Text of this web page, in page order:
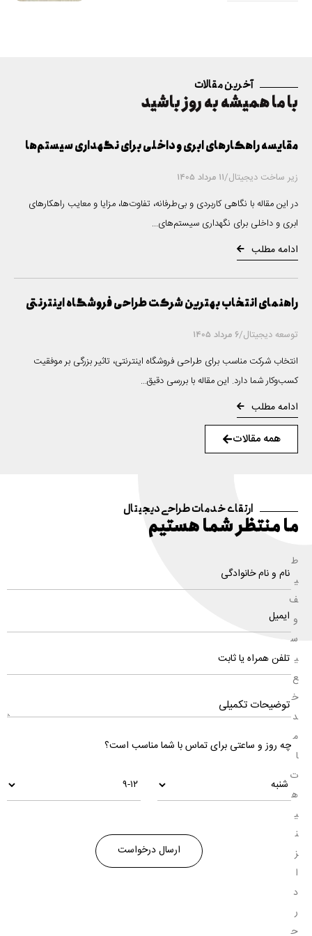
آخرین مقالات
با ما همیشه به روز باشید
زیر ساخت دیجیتال/11 مرداد 1405
مقایسه راهکارهای ابری و داخلی برای نگهداری سیستم‌ها
در این مقاله با نگاهی کاربردی و بی‌طرفانه، تفاوت‌ها، مزایا و معایب راهکارهای
ابری و داخلی برای نگهداری سیستم‌های...
ادامه مطلب
توسعه دیجیتال/6 مرداد 1405
راهنمای انتخاب بهترین شرکت طراحی فروشگاه اینترنتی
انتخاب شرکت مناسب برای طراحی فروشگاه اینترنتی، تاثیر بزرگی بر موفقیت
کسب‌وکار شما دارد. این مقاله با بررسی دقیق...
ادامه مطلب
همه مقالات
ارتقای خدمات طراحی دیجیتال
ما منتظر شما هستیم
ط
ی
ف
و
س
ی
ع
خ
د
م
ا
ت
ه
ی
ن
ز
ا
د
ر
ح
چه روز و ساعتی برای تماس با شما مناسب است؟